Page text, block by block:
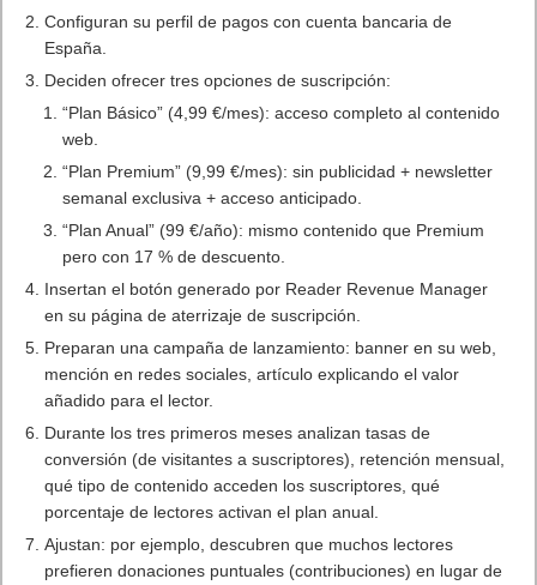
Configuran su perfil de pagos con cuenta bancaria de
España.
Deciden ofrecer tres opciones de suscripción:
“Plan Básico” (4,99 €/mes): acceso completo al contenido
web.
“Plan Premium” (9,99 €/mes): sin publicidad + newsletter
semanal exclusiva + acceso anticipado.
“Plan Anual” (99 €/año): mismo contenido que Premium
pero con 17 % de descuento.
Insertan el botón generado por Reader Revenue Manager
en su página de aterrizaje de suscripción.
Preparan una campaña de lanzamiento: banner en su web,
mención en redes sociales, artículo explicando el valor
añadido para el lector.
Durante los tres primeros meses analizan tasas de
conversión (de visitantes a suscriptores), retención mensual,
qué tipo de contenido acceden los suscriptores, qué
porcentaje de lectores activan el plan anual.
Ajustan: por ejemplo, descubren que muchos lectores
prefieren donaciones puntuales (contribuciones) en lugar de